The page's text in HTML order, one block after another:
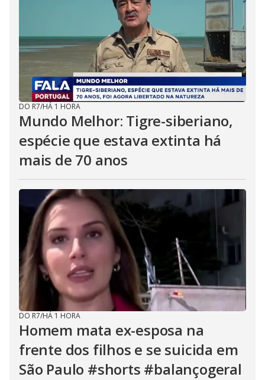
DO R7/HÁ 1 HORA
Mundo Melhor: Tigre-siberiano,
espécie que estava extinta há
mais de 70 anos
DO R7/HÁ 1 HORA
Homem mata ex-esposa na
frente dos filhos e se suicida em
São Paulo #shorts #balançogeral